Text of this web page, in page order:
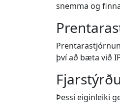
snemma og
því að bæta við
Þessi eiginleiki